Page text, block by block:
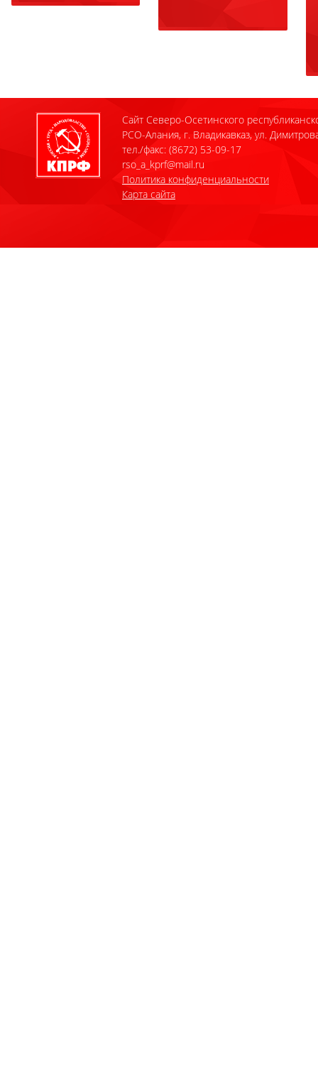
Сайт Северо-Осетинского
РСО-Алания, г. Владикавказ, ул.
тел./факс: (8672) 53-09-17
rso_a_kprf@mail.ru
Политика конфиденциальности
Карта сайта